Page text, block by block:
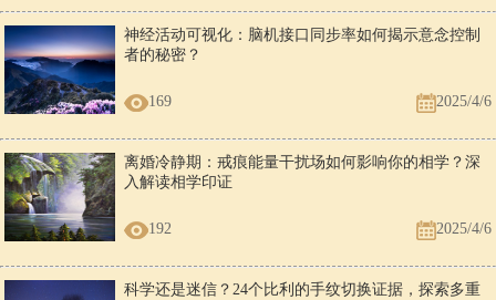
神经活动可视化：脑机接口同步率如何揭示意念控制
者的秘密？
169 2025/4/6
离婚冷静期：戒痕能量干扰场如何影响你的相学？深
入解读相学印证
192 2025/4/6
科学还是迷信？24个比利的手纹切换证据，探索多重